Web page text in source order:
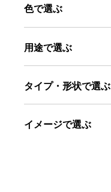
色で選ぶ
用途で選ぶ
タイプ・形状で選ぶ
イメージで選ぶ